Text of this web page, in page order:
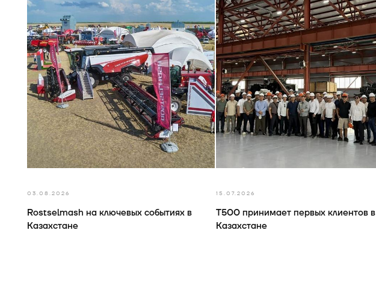
03.08.2026
Rostselmash на ключевых событиях в
Казахстане
15.07.2026
Т500 принимает первых клиентов в
Казахстане